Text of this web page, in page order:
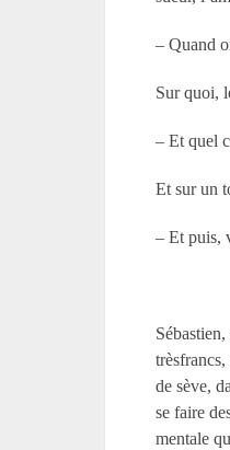
– Quand
Sur quoi,
– Et quel
Et sur un
– Et puis,
de sève,
se faire
mentale